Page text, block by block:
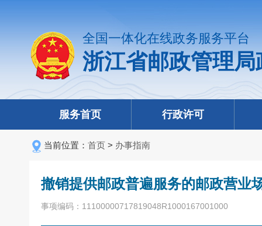
全国一体化在线政务服务平台
浙江省邮政管理
服务首页 行政许可
当前位置： 首页 > 办事指南
撤销提供邮政普遍服务的邮政营业
事项编码：11100000717819048R1000167001000